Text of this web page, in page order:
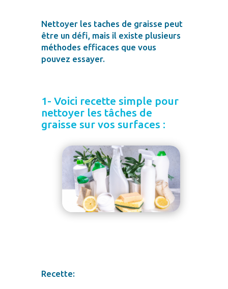
Nettoyer les taches de graisse peut
être un défi, mais il existe plusieurs
méthodes efficaces que vous
pouvez essayer.
1- Voici recette simple pour
nettoyer les tâches de
graisse sur vos surfaces :
Recette: